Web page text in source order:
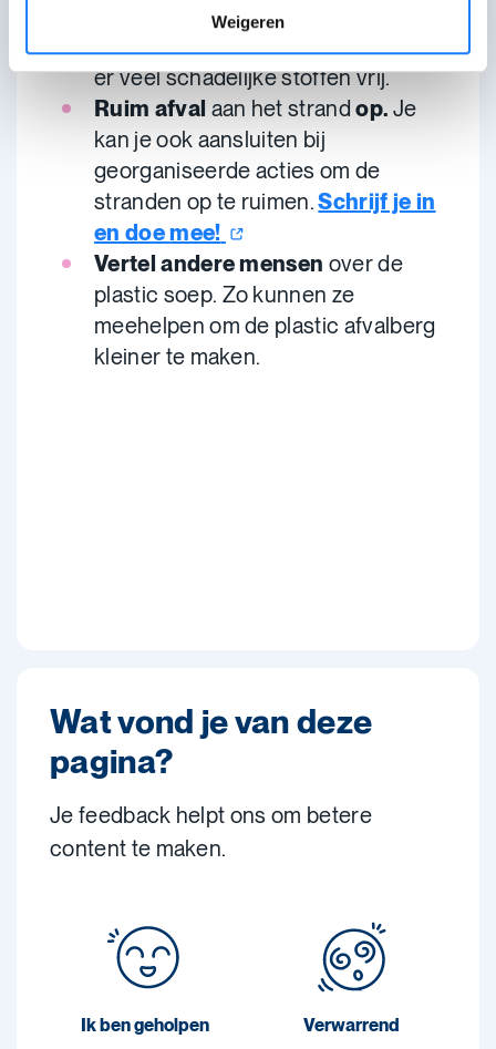
Weigeren
restafval doen. Dat wordt verbrand
met ander grof vuil. En dan komen
er veel schadelijke stoffen vrij.
Ruim afval aan het strandop. Je
kan je ook aansluiten bij
georganiseerde acties om de
stranden op te ruimen.Schrijf je in
en doemee!
Vertel andere mensen over de
plastic soep. Zo kunnen ze
meehelpen om de plastic afvalberg
kleiner te maken.
Wat vond je van deze
pagina?
Je feedback helpt ons om betere
content te maken.
Ik ben geholpen Verwarrend